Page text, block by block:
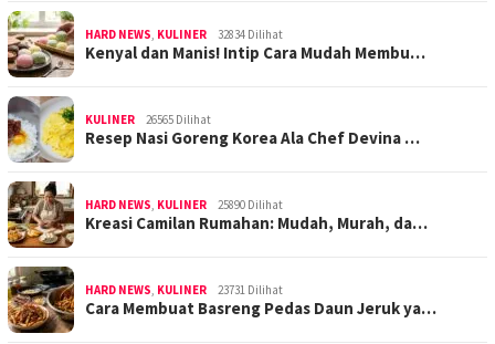
HARD NEWS, KULINER 32834 Dilihat
Kenyal dan Manis! Intip Cara Mudah Membu…
KULINER 26565 Dilihat
Resep Nasi Goreng Korea Ala Chef Devina …
HARD NEWS, KULINER 25890 Dilihat
Kreasi Camilan Rumahan: Mudah, Murah, da…
HARD NEWS, KULINER 23731 Dilihat
Cara Membuat Basreng Pedas Daun Jeruk ya…